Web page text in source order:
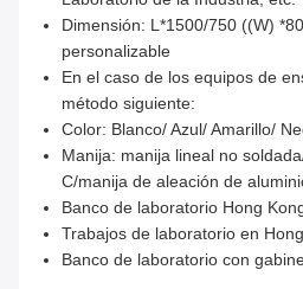
Dimensión: L*1500/750 ((W)
personalizable
En el caso de los equipos de
método siguiente:
Color: Blanco/ Azul/ Amarillo/
Manija: manija lineal no
C/manija de aleación de
Banco de laboratorio Hong
Trabajos de laboratorio en
Banco de laboratorio con